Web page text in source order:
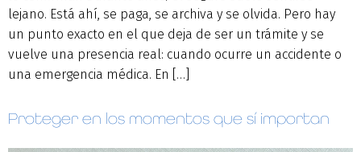
lejano. Está ahí, se paga, se archiva y se olvida. Pero hay
un punto exacto en el que deja de ser un trámite y se
vuelve una presencia real: cuando ocurre un accidente o
una emergencia médica. En […]
Proteger en los momentos que sí importan